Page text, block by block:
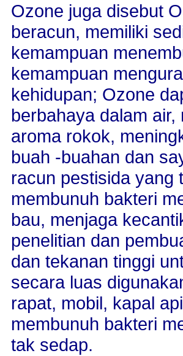
Ozone juga disebut
beracun, memiliki
kemampuan
kemampuan
kehidupan; Ozone
berbahaya dalam
aroma rokok,
buah -buahan dan
racun pestisida yang
membunuh bakteri
bau, menjaga
penelitian dan
dan tekanan tinggi
secara luas
rapat, mobil, kapal
membunuh bakteri
tak sedap.